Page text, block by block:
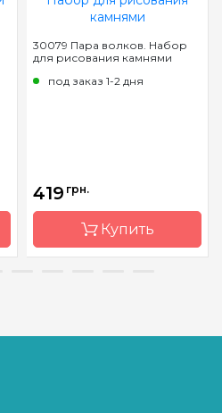
30079 Пара волков. Набор
для рисования камнями
под заказ 1-2 дня
419 грн.
Купить